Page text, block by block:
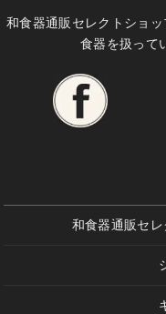
和食器通販セレクトショ
食器を扱って
和食器通販セ